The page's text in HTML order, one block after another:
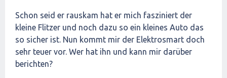
Schon seid er rauskam hat er mich fasziniert der
kleine Flitzer und noch dazu so ein kleines Auto das
so sicher ist. Nun kommt mir der Elektrosmart doch
sehr teuer vor. Wer hat ihn und kann mir darüber
berichten?